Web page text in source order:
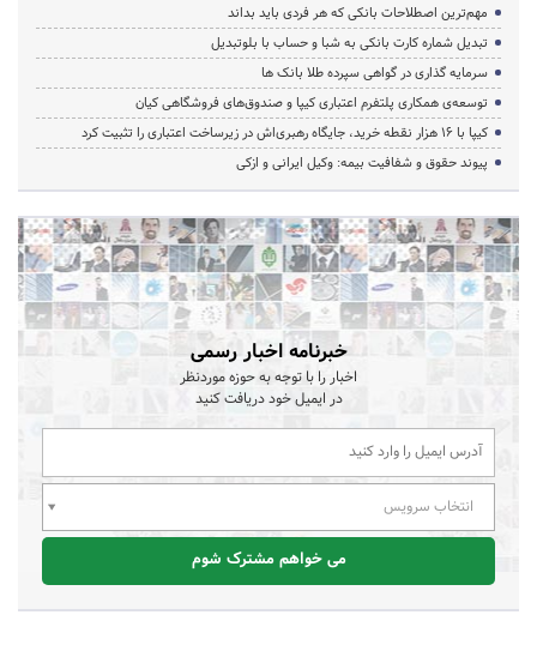
مهم‌ترین اصطلاحات بانکی که هر فردی باید بداند
تبدیل شماره کارت بانکی به شبا و حساب با بلوتبدیل
سرمایه گذاری در گواهی سپرده طلا بانک ها
توسعه‌ی همکاری‌ پلتفرم اعتباری کیپا و صندوق‌های فروشگاهی کیان
کیپا با ۱۶ هزار نقطه خرید، جایگاه رهبری‌اش در زیرساخت اعتباری را تثبیت کرد
پیوند حقوق و شفافیت بیمه: وکیل ایرانی و ازکی
خبرنامه اخبار رسمی
اخبار را با توجه به حوزه موردنظر
در ایمیل خود دریافت کنید
انتخاب سرویس
می خواهم مشترک شوم